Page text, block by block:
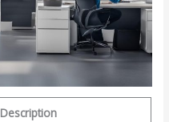
Description